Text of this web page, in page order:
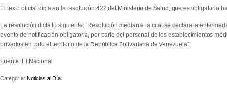
El texto oficial dicta en la resolución 422 del Ministerio de Salud, que es obligatorio
La resolución dicta lo siguiente: “Resolución mediante la cual se declara la
evento de notificación obligatoria, por parte del personal de los establecimientos
privados en todo el territorio de la República Bolivariana de Venezuela”.
Fuente: El Nacional
Categoría: Noticias al Día